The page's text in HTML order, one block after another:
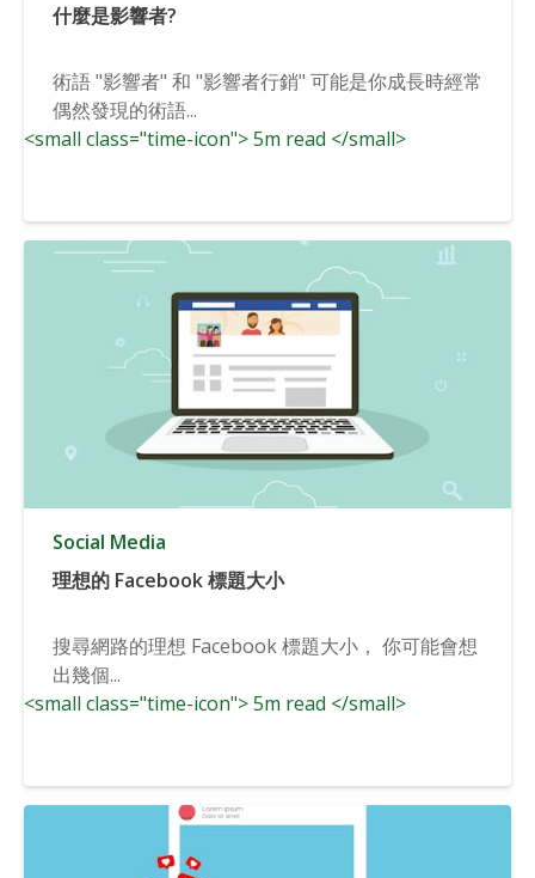
什麼是影響者?
術語 "影響者" 和 "影響者行銷" 可能是你成長時經常
偶然發現的術語...
<small class="time-icon"> 5m read </small>
Social Media
理想的 Facebook 標題大小
搜尋網路的理想 Facebook 標題大小， 你可能會想
出幾個...
<small class="time-icon"> 5m read </small>